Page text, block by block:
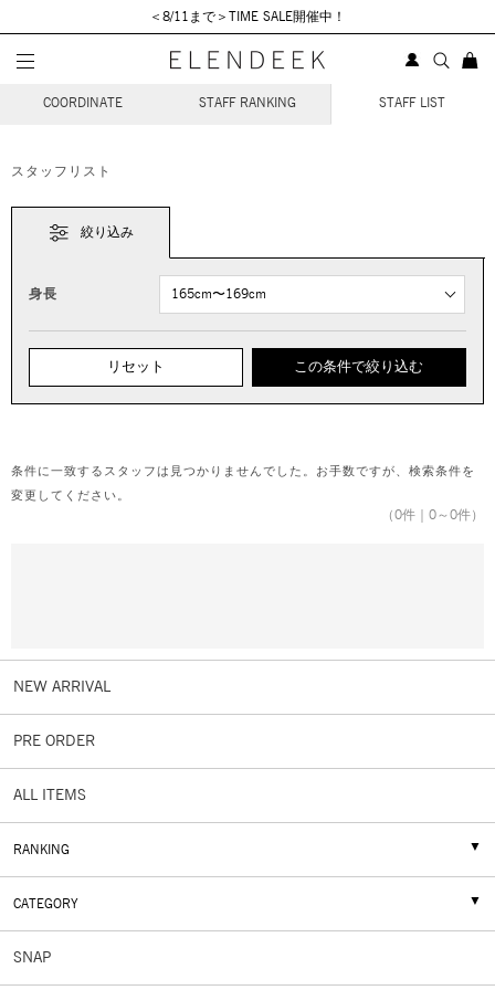
＜8/11まで＞TIME SALE開催中！
STAFF COORDINATE
COORDINATE STAFF RANKING STAFF LIST
スタッフリスト
絞り込み
身長
リセット この条件で絞り込む
条件に一致するスタッフは見つかりませんでした。お手数ですが、検索条件を
変更してください。
（0件｜ 0～0件）
NEW ARRIVAL
PRE ORDER
ALL ITEMS
RANKING
CATEGORY
SNAP